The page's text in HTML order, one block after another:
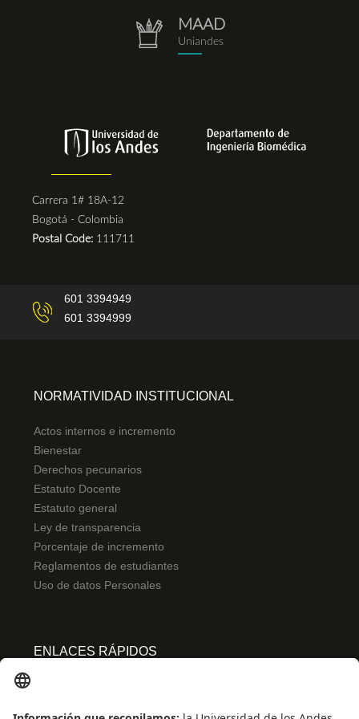
repositorio.png
MAAD
Uniandes
Carrera 1# 18A-12
Bogotá - Colombia
Postal Code: 111711
601 3394949
601 3394999
NORMATIVIDAD INSTITUCIONAL
Actos internos e incremento
Bienestar
Derechos pecunarios
Estatuto Docente
Estatuto general
Ley de transparencia
Porcentaje de incremento
Reglamentos de estudiantes
Uso de datos Personales
ENLACES RÁPIDOS